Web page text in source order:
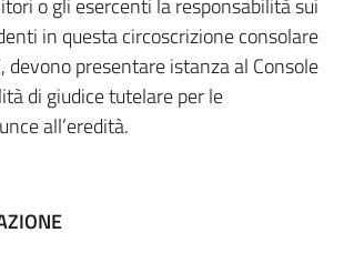
o gli esercenti la responsabilità sui
in questa circoscrizione consolare
devono presentare istanza al Console
di giudice tutelare per le
all’eredità.